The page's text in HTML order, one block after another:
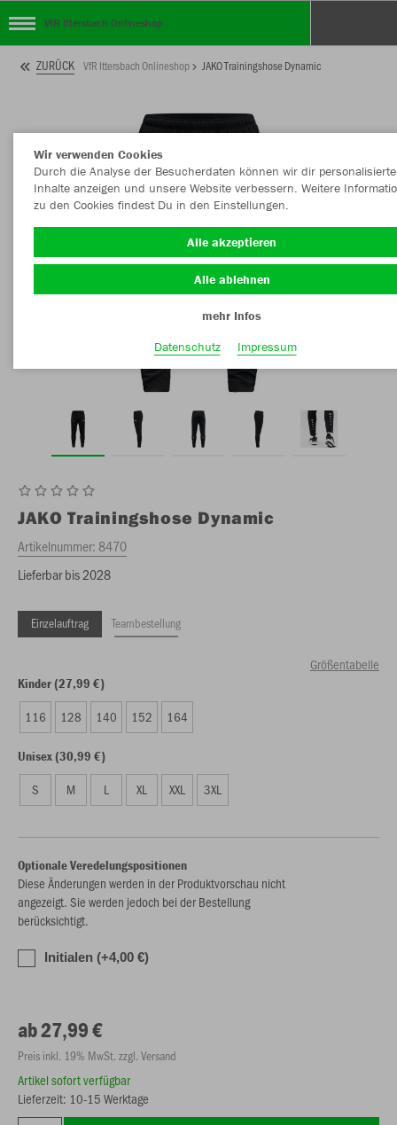
VfR Ittersbach Onlineshop
ZURÜCK VfR Ittersbach Onlineshop JAKO Trainingshose Dynamic
JAKO Trainingshose Dynamic
Artikelnummer:8470
Lieferbar bis 2028
Einzelauftrag Teambestellung
Größentabelle
Kinder (27,99 €)
116 128 140 152 164
Unisex (30,99 €)
S M L XL XXL 3XL
Optionale Veredelungspositionen
Diese Änderungen werden in der Produktvorschau nicht
angezeigt. Sie werden jedoch bei der Bestellung
berücksichtigt.
Initialen (+4,00 €)
ab 27,99 €
Preis inkl. 19% MwSt. zzgl. Versand
Artikel sofort verfügbar
Lieferzeit: 10-15 Werktage
Wir verwenden Cookies
Durch die Analyse der Besucherdaten können wir dir personalisierte
Inhalte anzeigen und unsere Website verbessern. Weitere
zu den Cookies findest Du in den Einstellungen.
Alle akzeptieren
Alle ablehnen
mehr Infos
Datenschutz
Impressum